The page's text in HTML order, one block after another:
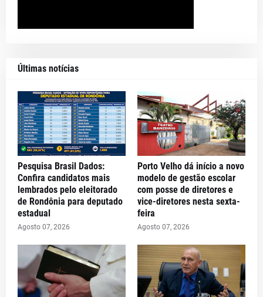
Últimas notícias
Pesquisa Brasil Dados:
Confira candidatos mais
lembrados pelo eleitorado
de Rondônia para deputado
estadual
Agosto 07, 2026
Porto Velho dá início a novo
modelo de gestão escolar
com posse de diretores e
vice-diretores nesta sexta-
feira
Agosto 07, 2026